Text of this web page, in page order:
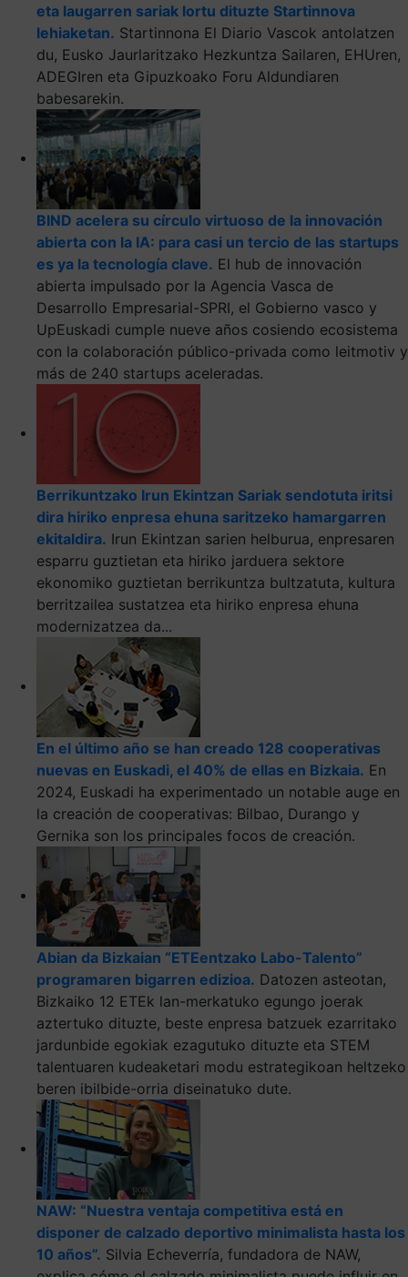
eta laugarren sariak lortu dituzte Startinnova
lehiaketan. Startinnona El Diario Vascok antolatzen
du, Eusko Jaurlaritzako Hezkuntza Sailaren, EHUren,
ADEGIren eta Gipuzkoako Foru Aldundiaren
babesarekin.
BIND acelera su círculo virtuoso de la innovación
abierta con la IA: para casi un tercio de las startups
es ya la tecnología clave. El hub de innovación
abierta impulsado por la Agencia Vasca de
Desarrollo Empresarial-SPRI, el Gobierno vasco y
UpEuskadi cumple nueve años cosiendo ecosistema
con la colaboración público-privada como leitmotiv y
más de 240 startups aceleradas.
Berrikuntzako Irun Ekintzan Sariak sendotuta iritsi
dira hiriko enpresa ehuna saritzeko hamargarren
ekitaldira. Irun Ekintzan sarien helburua, enpresaren
esparru guztietan eta hiriko jarduera sektore
ekonomiko guztietan berrikuntza bultzatuta, kultura
berritzailea sustatzea eta hiriko enpresa ehuna
modernizatzea da...
En el último año se han creado 128 cooperativas
nuevas en Euskadi, el 40% de ellas en Bizkaia. En
2024, Euskadi ha experimentado un notable auge en
la creación de cooperativas: Bilbao, Durango y
Gernika son los principales focos de creación.
Abian da Bizkaian “ETEentzako Labo-Talento”
programaren bigarren edizioa. Datozen asteotan,
Bizkaiko 12 ETEk lan-merkatuko egungo joerak
aztertuko dituzte, beste enpresa batzuek ezarritako
jardunbide egokiak ezagutuko dituzte eta STEM
talentuaren kudeaketari modu estrategikoan heltzeko
beren ibilbide-orria diseinatuko dute.
NAW: “Nuestra ventaja competitiva está en
disponer de calzado deportivo minimalista hasta los
10 años”. Silvia Echeverría, fundadora de NAW,